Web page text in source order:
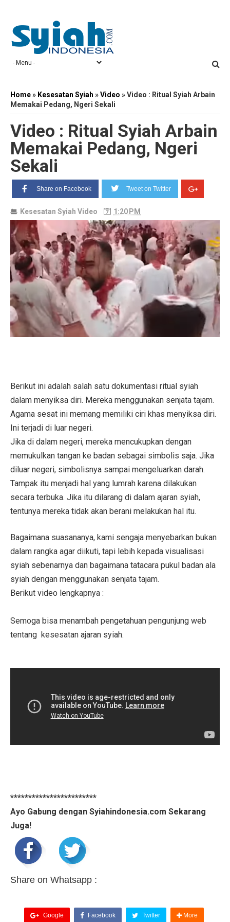
Home» Kesesatan Syiah »Video »Video : Ritual Syiah Arbain
Memakai Pedang, Ngeri Sekali
Video : Ritual Syiah Arbain
Memakai Pedang, Ngeri
Sekali
Share on Facebook Tweet on Twitter
Kesesatan Syiah Video 1:20 PM
Berikut ini adalah salah satu dokumentasi ritual syiah
dalam menyiksa diri. Mereka menggunakan senjata tajam.
Agama sesat ini memang memiliki ciri khas menyiksa diri.
Ini terjadi di luar negeri.
Jika di dalam negeri, mereka mencukupkan dengan
memukulkan tangan ke badan sebagai simbolis saja. Jika
diluar negeri, simbolisnya sampai mengeluarkan darah.
Tampak itu menjadi hal yang lumrah karena dilakukan
secara terbuka. Jika itu dilarang di dalam ajaran syiah,
tentunya mereka tidak akan berani melakukan hal itu.
Bagaimana suasananya, kami sengaja menyebarkan bukan
dalam rangka agar diikuti, tapi lebih kepada visualisasi
syiah sebenarnya dan bagaimana tatacara pukul badan ala
syiah dengan menggunakan senjata tajam.
Berikut video lengkapnya :
Semoga bisa menambah pengetahuan pengunjung web
tentang kesesatan ajaran syiah.
************************
Ayo Gabung dengan Syiahindonesia.com Sekarang
Juga!
Share on Whatsapp :
Google Facebook Twitter More